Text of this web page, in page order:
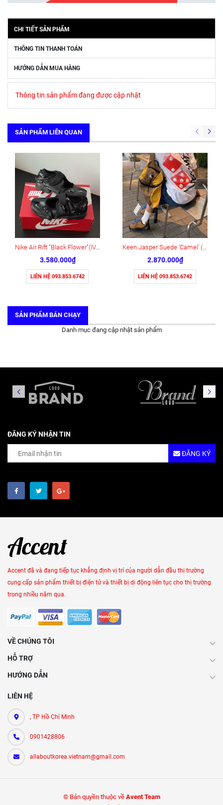
CHI TIẾT SẢN PHẨM
THÔNG TIN THANH TOÁN
HƯỚNG DẪN MUA HÀNG
Thông tin sản phẩm đang được cập nhật
SẢN PHẨM LIÊN QUAN
Nike Air Rift "Black Flower"(IV5682-001)
3.580.000₫
LIÊN HỆ 093.853.6742
Keen Jasper Suede ‘Camel’ (1004337)
2.870.000₫
LIÊN HỆ 093.853.6742
SẢN PHẨM BÁN CHẠY
Danh mục đang cập nhật sản phẩm
ĐĂNG KÝ NHẬN TIN
ĐĂNG KÝ
Accent đã và đang tiếp tục khẳng định vị trí của người dẫn đầu thị trường
cung cấp sản phẩm thiết bị điện tử và thiết bị di động liên tục cho thị trường
trong nhiều năm qua.
VỀ CHÚNG TÔI
HỖ TRỢ
HƯỚNG DẪN
LIÊN HỆ
, TP Hồ Chí Minh
0901428806
allaboutkorea.vietnam@gmail.com
© Bản quyền thuộc về Avent Team